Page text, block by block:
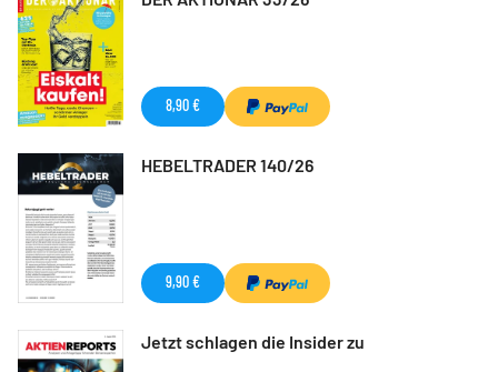
8,90 €
HEBELTRADER 140/26
9,90 €
Jetzt schlagen die Insider zu